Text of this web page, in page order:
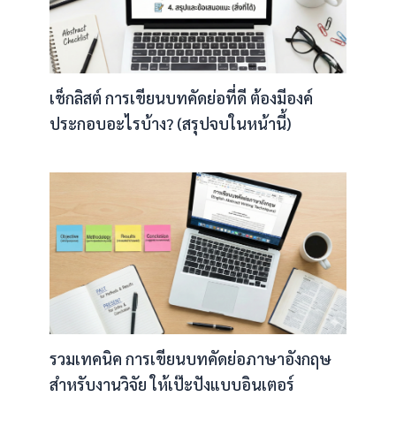
เช็กลิสต์ การเขียนบทคัดย่อที่ดี ต้องมีองค์
ประกอบอะไรบ้าง? (สรุปจบในหน้านี้)
รวมเทคนิค การเขียนบทคัดย่อภาษาอังกฤษ
สำหรับงานวิจัย ให้เป๊ะปังแบบอินเตอร์